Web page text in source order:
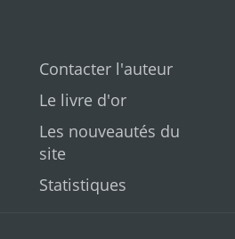
Contacter l'auteur
Le livre d'or
Les nouveautés du
site
Statistiques